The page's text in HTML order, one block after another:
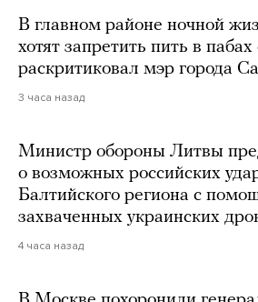
В главном районе ночной
хотят запретить пить в
раскритиковал мэр города
3 часа назад
Министр обороны Литвы
о возможных российских
Балтийского региона с
захваченных украинских
4 часа назад